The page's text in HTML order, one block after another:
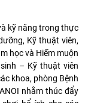
kỹ năng trong thực
Kỹ thuật viên,
học và Hiếm muộn
– Kỹ thuật viên
khoa, phòng Bệnh
nhằm thúc đẩy